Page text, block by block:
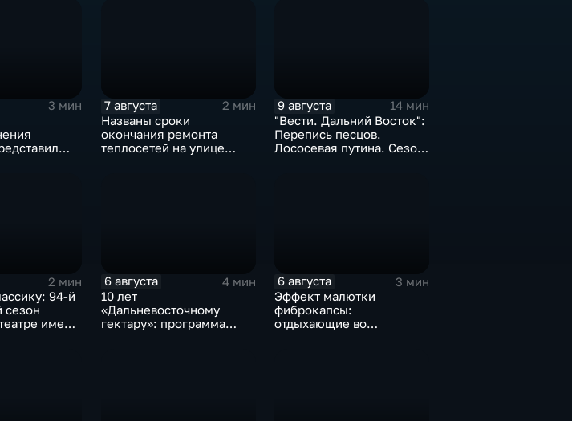
3 мин
7 августа
2 мин
Названы сроки
окончания ремонта
теплосетей на улице
9 августа
14 мин
"Вести. Дальний Восток":
Перепись песцов.
Лососевая путина. Сезон
2 мин
94-й
сезон
имени
6 августа
4 мин
10 лет
«Дальневосточному
гектару»: программа
6 августа
3 мин
Эффект малютки
фиброкапсы:
отдыхающие во